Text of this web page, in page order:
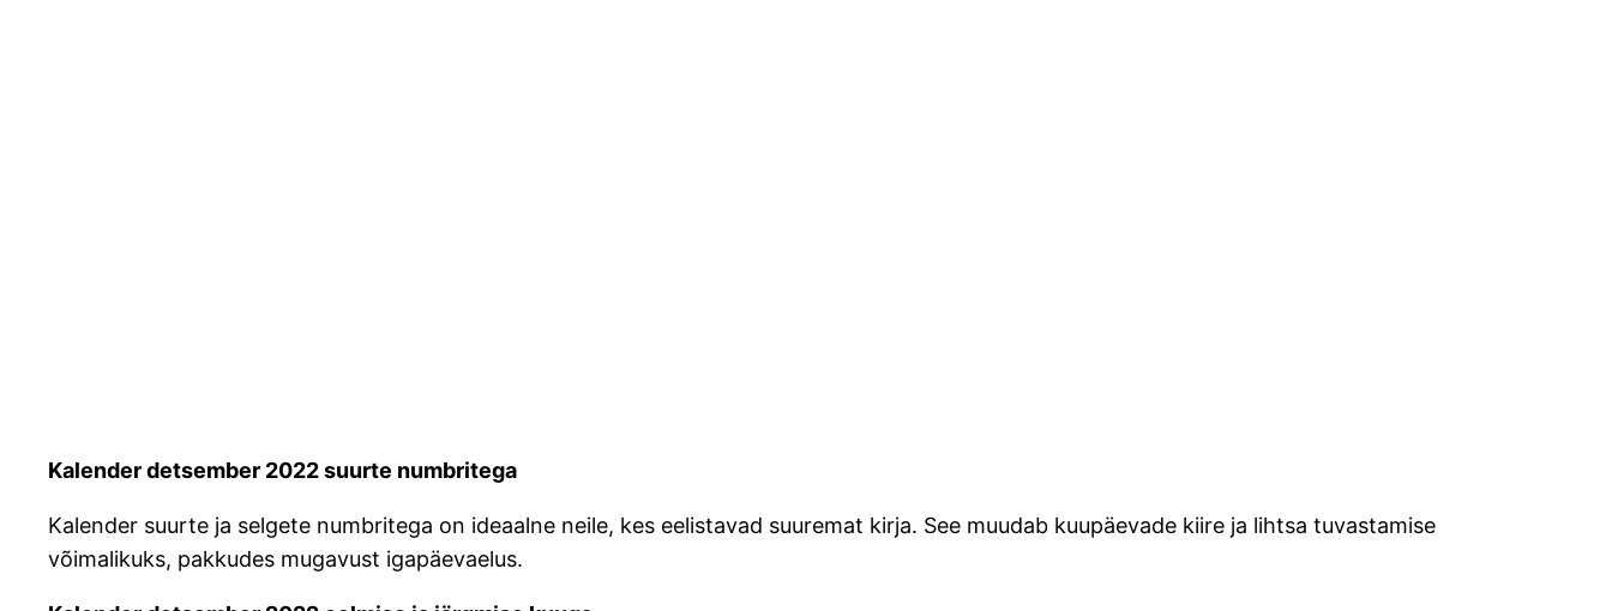
Kalender detsember 2022 suurte numbritega
Kalender suurte ja selgete numbritega on ideaalne neile, kes eelistavad suuremat kirja. See muudab kuupäevade kiire ja lihtsa tuvastamise
võimalikuks, pakkudes mugavust igapäevaelus.